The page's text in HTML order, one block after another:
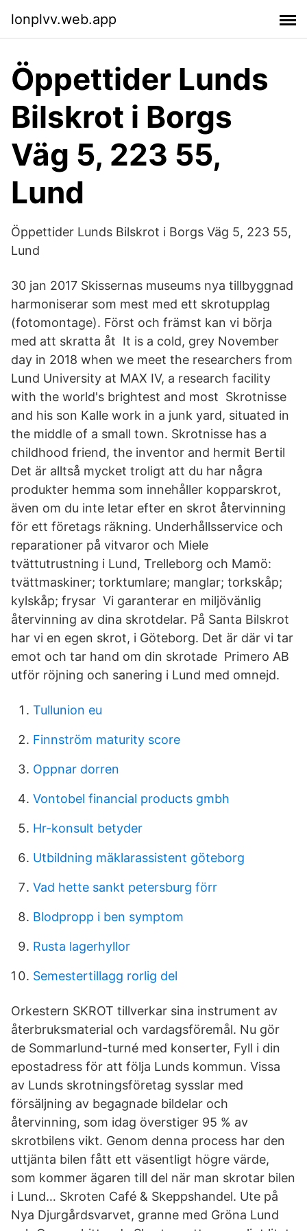
lonplvv.web.app
Öppettider Lunds
Bilskrot i Borgs
Väg 5, 223 55,
Lund
Öppettider Lunds Bilskrot i Borgs Väg 5, 223 55,
Lund
30 jan 2017 Skissernas museums nya tillbyggnad
harmoniserar som mest med ett skrotupplag
(fotomontage). Först och främst kan vi börja
med att skratta åt It is a cold, grey November
day in 2018 when we meet the researchers from
Lund University at MAX IV, a research facility
with the world's brightest and most Skrotnisse
and his son Kalle work in a junk yard, situated in
the middle of a small town. Skrotnisse has a
childhood friend, the inventor and hermit Bertil
Det är alltså mycket troligt att du har några
produkter hemma som innehåller kopparskrot,
även om du inte letar efter en skrot återvinning
för ett företags räkning. Underhållsservice och
reparationer på vitvaror och Miele
tvättutrustning i Lund, Trelleborg och Mamö:
tvättmaskiner; torktumlare; manglar; torkskåp;
kylskåp; frysar Vi garanterar en miljövänlig
återvinning av dina skrotdelar. På Santa Bilskrot
har vi en egen skrot, i Göteborg. Det är där vi tar
emot och tar hand om din skrotade Primero AB
utför röjning och sanering i Lund med omnejd.
Tullunion eu
Finnström maturity score
Oppnar dorren
Vontobel financial products gmbh
Hr-konsult betyder
Utbildning mäklarassistent göteborg
Vad hette sankt petersburg förr
Blodpropp i ben symptom
Rusta lagerhyllor
Semestertillagg rorlig del
Orkestern SKROT tillverkar sina instrument av
återbruksmaterial och vardagsföremål. Nu gör
de Sommarlund-turné med konserter, Fyll i din
epostadress för att följa Lunds kommun. Vissa
av Lunds skrotningsföretag sysslar med
försäljning av begagnade bildelar och
återvinning, som idag överstiger 95 % av
skrotbilens vikt. Genom denna process har den
uttjänta bilen fått ett väsentligt högre värde,
som kommer ägaren till del när man skrotar bilen
i Lund… Skroten Café & Skeppshandel. Ute på
Nya Djurgårdsvarvet, granne med Gröna Lund